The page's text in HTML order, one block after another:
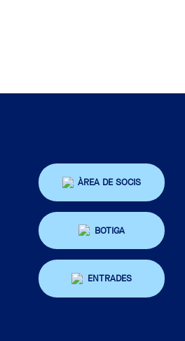
ÀREA DE SOCIS
BOTIGA
ENTRADES